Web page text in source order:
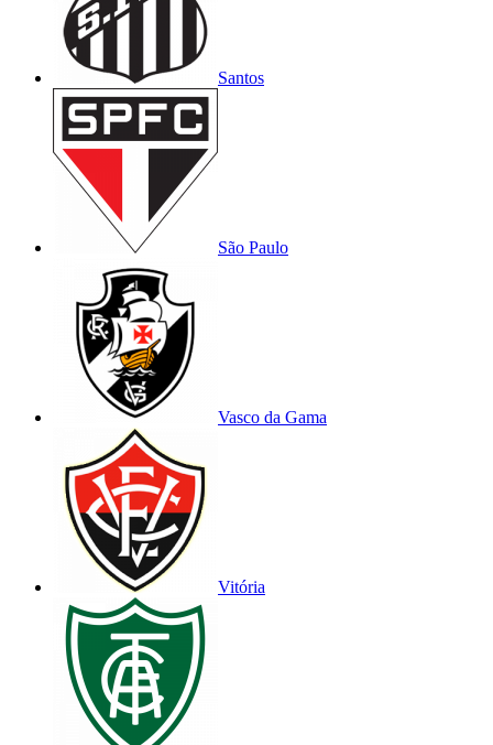
Santos
São Paulo
Vasco da Gama
Vitória